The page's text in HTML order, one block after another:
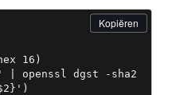
16)
'' | openssl dgst -sha2
Kopiëren